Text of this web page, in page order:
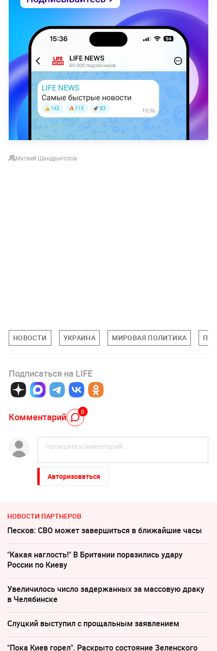
Матвей Шандрыголов
НОВОСТИ УКРАИНА МИРОВАЯ ПОЛИТИКА
Подписаться на LIFE
Комментарий 0
Авторизоваться
НОВОСТИ ПАРТНЕРОВ
Песков: СВО может завершиться в ближайшие часы
"Какая наглость!" В Британии поразились удару
России по Киеву
Увеличилось число задержанных за массовую драку
в Челябинске
Слуцкий выступил с прощальным заявлением
"Пока Киев горел". Раскрыто состояние Зеленского